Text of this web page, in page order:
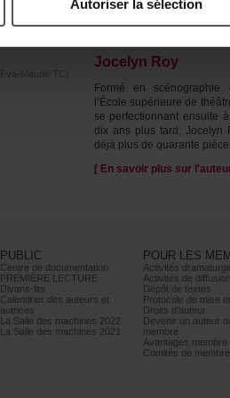
Autoriserlasélection
JocelynRoy
PUBLIC
Centrededocumentation
PREMIÈRELECTURE
Divans-lits
Calendrierdesauteurset
autrices
LaSalledesmachines2022
LaSalledesmachines2021
Activitésdediffusion
Dépôtdetextes
Droitsd’auteur
membre